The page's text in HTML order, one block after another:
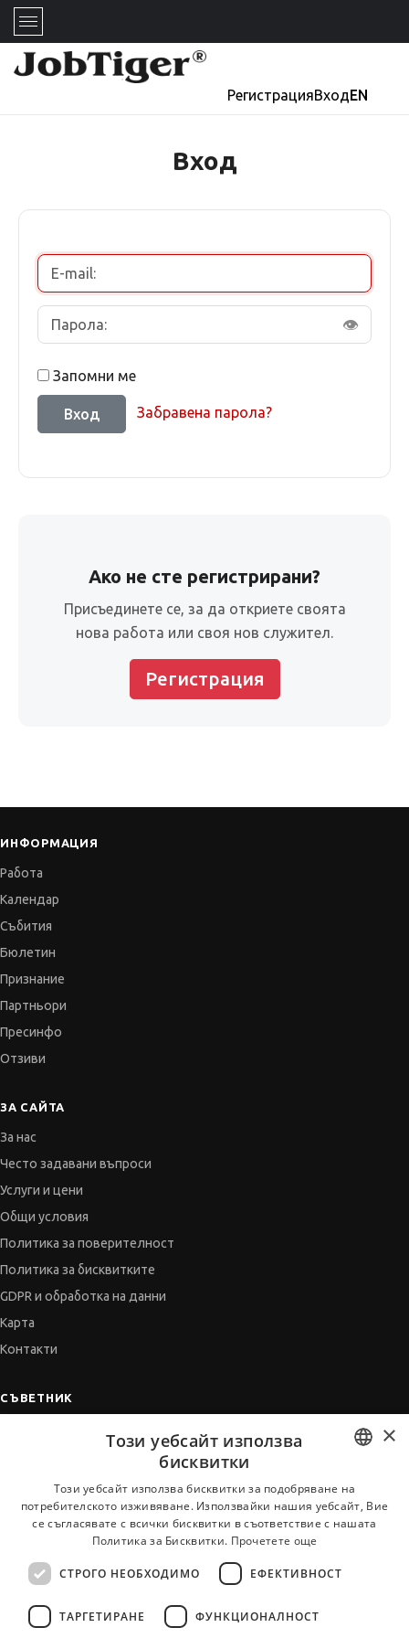
РегистрацияВходEN
Вход
👁
Запомни ме
Забравена парола?
Ако не сте регистрирани?
Присъединете се, за да откриете своята
нова работа или своя нов служител.
Регистрация
ИНФОРМАЦИЯ
Работа
Календар
Събития
Бюлетин
Признание
Партньори
Пресинфо
Отзиви
ЗА САЙТА
За нас
Често задавани въпроси
Услуги и цени
Общи условия
Политика за поверителност
Политика за бисквитките
GDPR и обработка на данни
Карта
Контакти
СЪВЕТНИК
Когато получим оферта
Vihra AI
За новодошли
BULGARIAN
ENGLISH
×
Този уебсайт използва
бисквитки
Този уебсайт използва бисквитки за подобряване на
потребителското изживяване. Използвайки нашия уебсайт, Вие
се съгласявате с всички бисквитки в съответствие с нашата
Политика за Бисквитки. Прочетете още
СТРОГО НЕОБХОДИМО ЕФЕКТИВНОСТ
ТАРГЕТИРАНЕ ФУНКЦИОНАЛНОСТ